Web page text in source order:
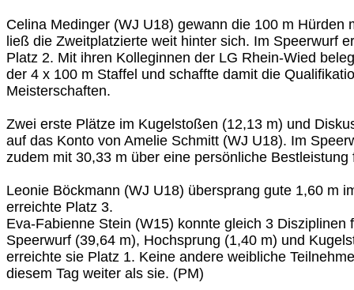
Celina Medinger (WJ U18) gewann die 100 m Hürden
ließ die Zweitplatzierte weit hinter sich. Im Speerwurf
Platz 2. Mit ihren Kolleginnen der LG Rhein-Wied
der 4 x 100 m Staffel und schaffte damit die
Meisterschaften.
Zwei erste Plätze im Kugelstoßen (12,13 m) und
auf das Konto von Amelie Schmitt (WJ U18). Im
zudem mit 30,33 m über eine persönliche Bestleistung
Leonie Böckmann (WJ U18) übersprang gute 1,60 m
erreichte Platz 3.
Eva-Fabienne Stein (W15) konnte gleich 3 Disziplinen
Speerwurf (39,64 m), Hochsprung (1,40 m) und
erreichte sie Platz 1. Keine andere weibliche
diesem Tag weiter als sie. (PM)